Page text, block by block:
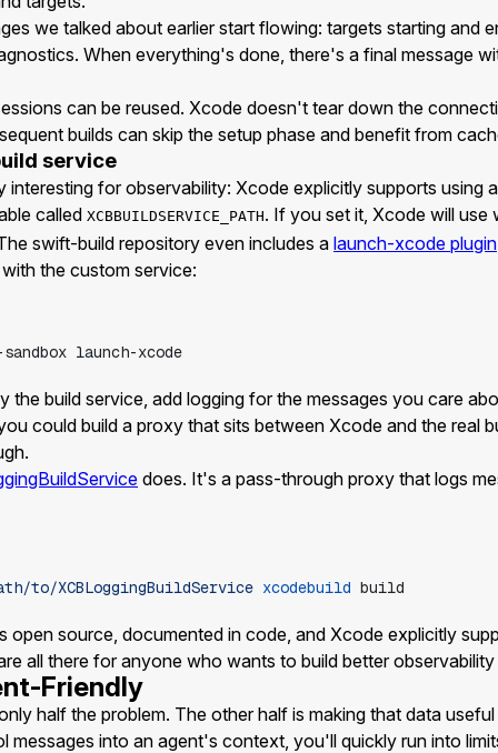
we talked about earlier start flowing: targets starting and
When everything's done, there's a final message
can be reused. Xcode doesn't tear down the
builds can skip the setup phase and benefit from
service
interesting for observability: Xcode explicitly supports using
called XCBBUILDSERVICE_PATH. If you set it, Xcode will
swift-build repository even includes a launch-xcode plugin
the custom service:
launch-xcode
the build service, add logging for the messages you care
could build a proxy that sits between Xcode and the real
does. It's a pass-through proxy that logs
to/XCBLoggingBuildService xcodebuild build
open source, documented in code, and Xcode explicitly
all there for anyone who wants to build better
Friendly
half the problem. The other half is making that data
messages into an agent's context, you'll quickly run into